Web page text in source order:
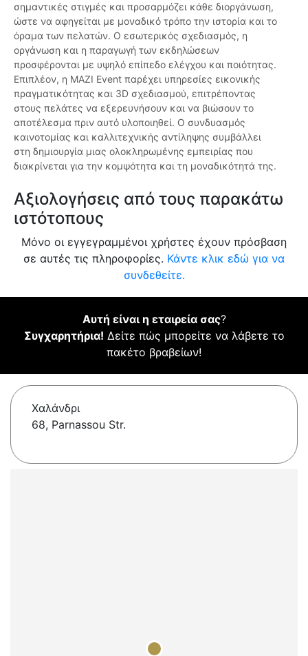
σημαντικές στιγμές και προσαρμόζει κάθε διοργάνωση,
ώστε να αφηγείται με μοναδικό τρόπο την ιστορία και το
όραμα των πελατών. Ο εσωτερικός σχεδιασμός, η
οργάνωση και η παραγωγή των εκδηλώσεων
προσφέρονται με υψηλό επίπεδο ελέγχου και ποιότητας.
Επιπλέον, η MAZI Event παρέχει υπηρεσίες εικονικής
πραγματικότητας και 3D σχεδιασμού, επιτρέποντας
στους πελάτες να εξερευνήσουν και να βιώσουν το
αποτέλεσμα πριν αυτό υλοποιηθεί. Ο συνδυασμός
καινοτομίας και καλλιτεχνικής αντίληψης συμβάλλει
στη δημιουργία μιας ολοκληρωμένης εμπειρίας που
διακρίνεται για την κομψότητα και τη μοναδικότητά της.
Αξιολογήσεις από τους παρακάτω
ιστότοπους
Μόνο οι εγγεγραμμένοι χρήστες έχουν πρόσβαση
σε αυτές τις πληροφορίες. Κάντε κλικ εδώ για να
συνδεθείτε.
Αυτή είναι η εταιρεία σας?
Συγχαρητήρια! Δείτε πώς μπορείτε να λάβετε το
πακέτο βραβείων!
Χαλάνδρι
68, Parnassou Str.